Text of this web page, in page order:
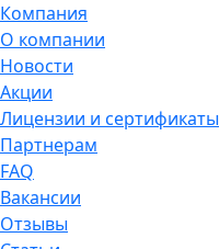
Компания
О компании
Новости
Акции
Лицензии и сертификаты
Партнерам
FAQ
Вакансии
Отзывы